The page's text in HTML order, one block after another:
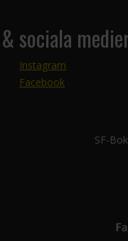
sociala
Instagram
Facebook
SF-